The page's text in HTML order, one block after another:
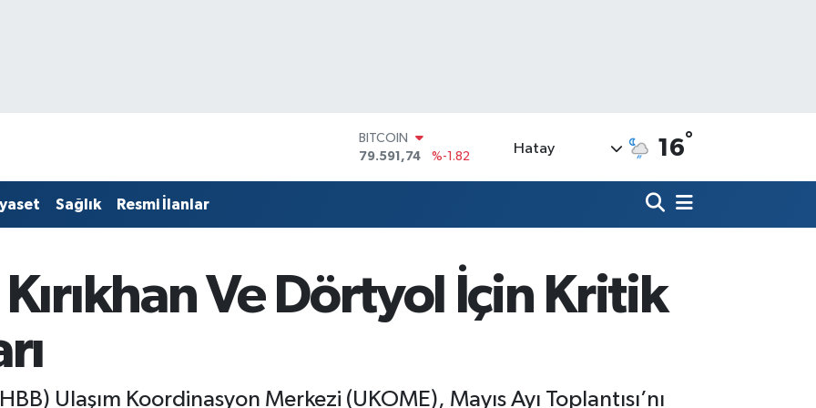
DOLAR
45,43620
%0.02
61,60380
%0.18
%0.19
BİST100
14.598,00
%0
BITCOIN
Hatay 16°
Sağlık Resmi İlanlar
Ve Dörtyol İçin Kritik
Ulaşım Koordinasyon Merkezi (UKOME), Mayıs Ayı Toplantısı’nı